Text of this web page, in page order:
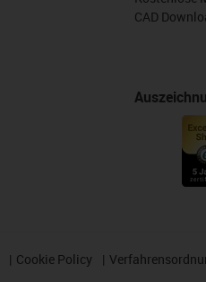
CAD
Cookie Policy